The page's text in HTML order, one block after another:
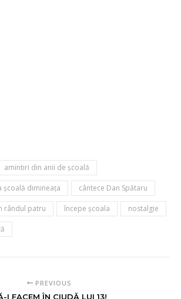
amintiri din anii de şcoală
şcoală dimineaţa cântece Dan Spătaru
rândul patru începe şcoala nostalgie
PREVIOUS
I FACEM ÎN CIUDĂ LUI 13!